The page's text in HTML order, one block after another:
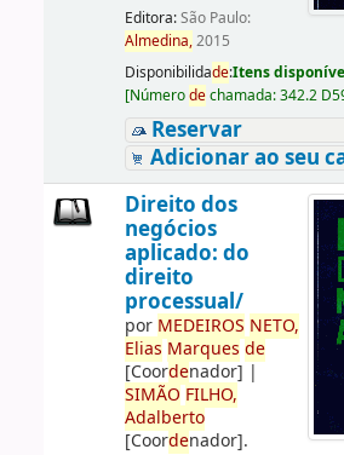
Editora:São Paulo:
Almedina,2015
Disponibilidade:Itens
[Númerodechamada:342.2
Reservar
Adicionar ao seu
Direito dos
negócios
aplicado: do
direito
processual/
por MEDEIROS NETO,
Elias Marques de
[Coordenador] |
SIMÃO FILHO,
Adalberto
[Coordenador].